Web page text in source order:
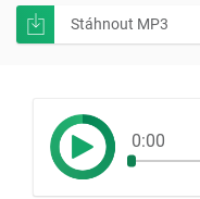
Stáhnout MP3
0:00